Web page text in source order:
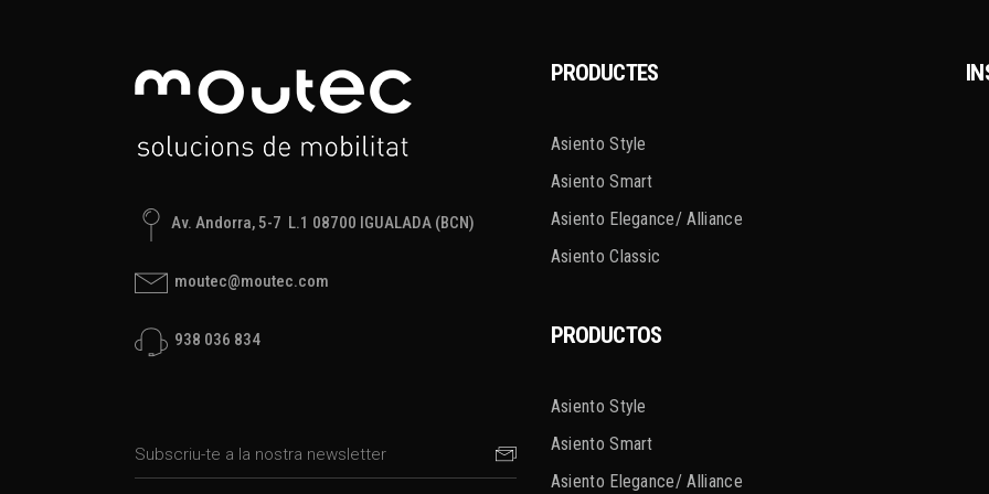
Av. Andorra, 5-7 L.1 08700 IGUALADA (BCN)
moutec@moutec.com
938 036 834
PRODUCTES
Asiento Style
Asiento Smart
Asiento Elegance/ Alliance
Asiento Classic
PRODUCTOS
Asiento Style
Asiento Smart
Asiento Elegance/ Alliance